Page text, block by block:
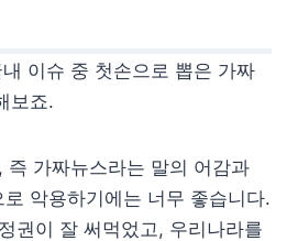
이슈 중 첫손으로 뽑은 가짜
보죠.
즉 가짜뉴스라는 말의 어감과
악용하기에는 너무 좋습니다.
권이 잘 써먹었고, 우리나라를